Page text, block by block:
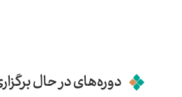
دوره‌های در حال